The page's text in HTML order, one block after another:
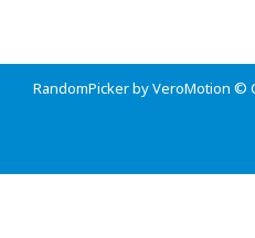
RandomPicker by VeroMotion ©